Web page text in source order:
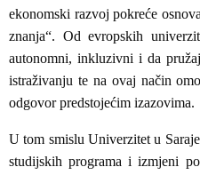
ekonomski razvoj pokreće
znanja“. Od evropskih
autonomni, inkluzivni i da
istraživanju te na ovaj način
odgovor predstojećim izazovima.
U tom smislu Univerzitet u
studijskih programa i izmjeni